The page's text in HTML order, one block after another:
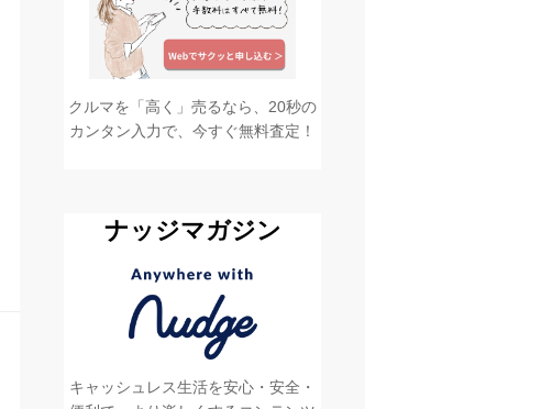
クルマを「高く」売るなら、20秒の
カンタン入力で、今すぐ無料査定！
ナッジマガジン
キャッシュレス生活を安心・安全・